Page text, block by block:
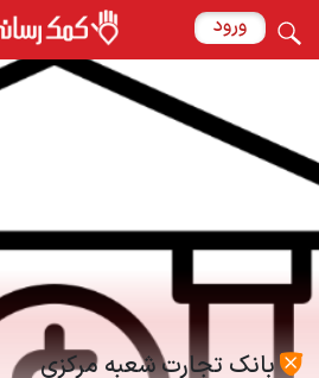
ورود
بانک تجارت شعبه مرکزی